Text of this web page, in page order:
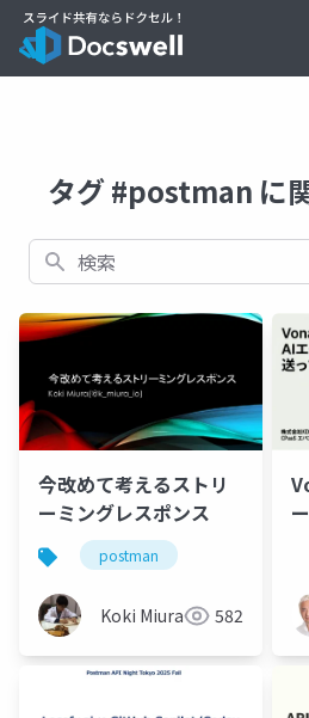
タグ #postman に
検索
今改めて考えるストリ
ーミングレスポンス
postman
Koki Miura 582